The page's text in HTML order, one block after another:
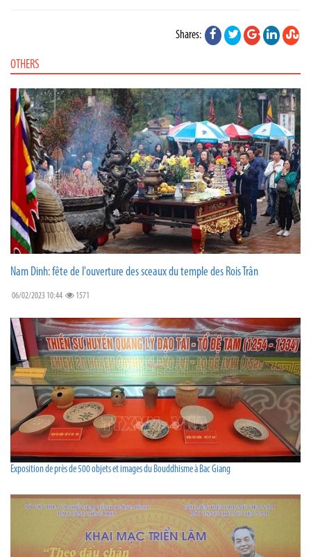
Shares:
OTHERS
Nam Dinh: fête de l'ouverture des sceaux du temple des Rois Trân
06/02/2023 10:44 1571
Exposition de près de 500 objets et images du Bouddhisme à Bac Giang